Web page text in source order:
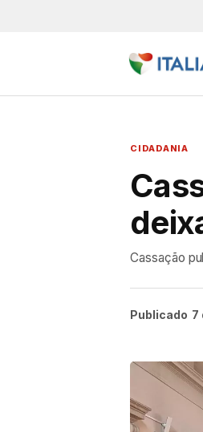
CIDADANIA
Cassação
Publicado 7